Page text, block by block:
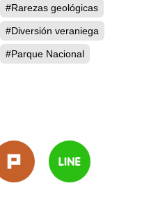
#Rarezas geológicas
#Diversión veraniega
#Parque Nacional